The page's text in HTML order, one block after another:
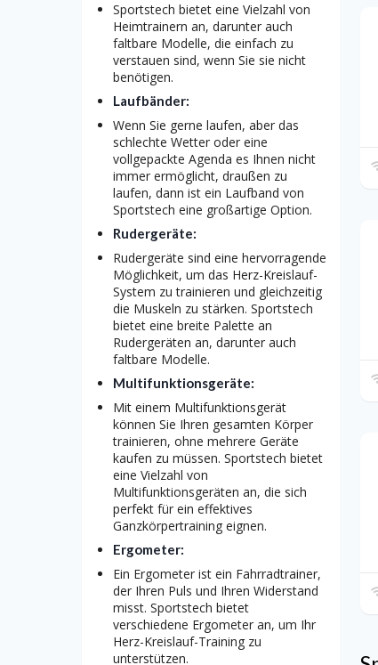
Sportstech bietet eine Vielzahl von
Heimtrainern an, darunter auch
faltbare Modelle, die einfach zu
verstauen sind, wenn Sie sie nicht
benötigen.
Laufbänder:
Wenn Sie gerne laufen, aber das
schlechte Wetter oder eine
vollgepackte Agenda es Ihnen nicht
immer ermöglicht, draußen zu
laufen, dann ist ein Laufband von
Sportstech eine großartige Option.
Rudergeräte:
Rudergeräte sind eine hervorragende
Möglichkeit, um das Herz-Kreislauf-
System zu trainieren und gleichzeitig
die Muskeln zu stärken. Sportstech
bietet eine breite Palette an
Rudergeräten an, darunter auch
faltbare Modelle.
Multifunktionsgeräte:
Mit einem Multifunktionsgerät
können Sie Ihren gesamten Körper
trainieren, ohne mehrere Geräte
kaufen zu müssen. Sportstech bietet
eine Vielzahl von
Multifunktionsgeräten an, die sich
perfekt für ein effektives
Ganzkörpertraining eignen.
Ergometer:
Ein Ergometer ist ein Fahrradtrainer,
der Ihren Puls und Ihren Widerstand
misst. Sportstech bietet
verschiedene Ergometer an, um Ihr
Herz-Kreislauf-Training zu
unterstützen.